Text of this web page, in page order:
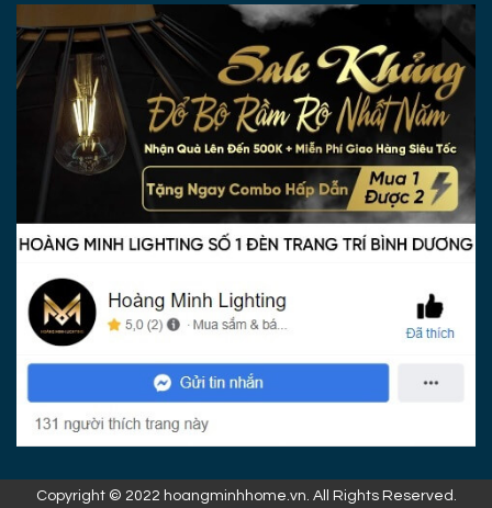
Copyright © 2022 hoangminhhome.vn. All Rights Reserved.